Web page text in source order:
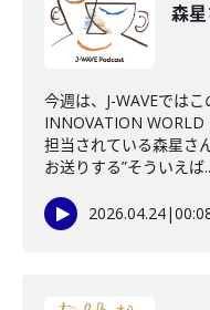
森
今週は、J-WAVEでは
INNOVATION WORLD
担当されている森星さ
お送りする”そういえば
2026.04.24|